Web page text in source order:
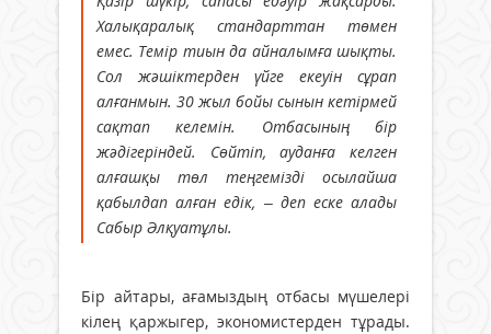
Халықаралық стандарттан төмен
емес. Темір тиын да айналымға шықты.
Сол жәшіктерден үйге екеуін сұрап
алғанмын. 30 жыл бойы сынын кетірмей
сақтап келемін. Отбасының бір
жәдігеріндей. Сөйтіп, ауданға келген
алғашқы төл теңгемізді осылайша
қабылдап алған едік, – деп еске алады
Сабыр Әлқуатұлы.
Бір айтары, ағамыздың отбасы мүшелері
кілең қаржыгер, экономистерден тұрады.